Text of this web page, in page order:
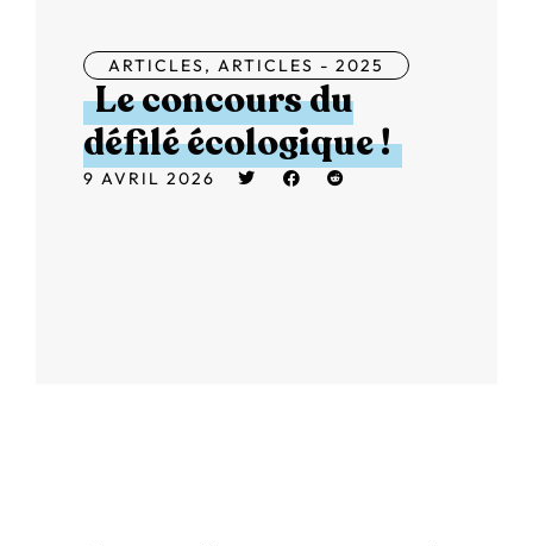
ARTICLES, ARTICLES - 2025
Le concours du
défilé écologique !
9 AVRIL 2026